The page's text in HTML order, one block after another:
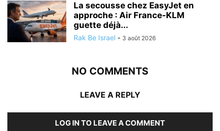
La secousse chez EasyJet en
approche : Air France-KLM
guette déjà...
Rak Be Israel - 3 août 2026
NO COMMENTS
LEAVE A REPLY
LOG IN TO LEAVE A COMMENT